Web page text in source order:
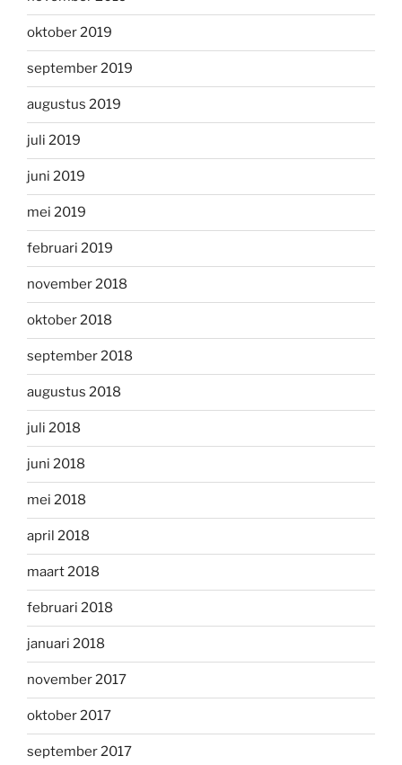
oktober 2019
september 2019
augustus 2019
juli 2019
juni 2019
mei 2019
februari 2019
november 2018
oktober 2018
september 2018
augustus 2018
juli 2018
juni 2018
mei 2018
april 2018
maart 2018
februari 2018
januari 2018
november 2017
oktober 2017
september 2017